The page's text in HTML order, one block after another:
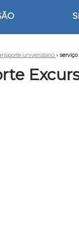
universitário »